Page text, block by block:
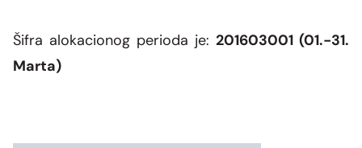
Interna akta CGES-a
Slobodan pristup informacijama
Šifra alokacionog perioda je: 201603001 (01.-31.
Marta)